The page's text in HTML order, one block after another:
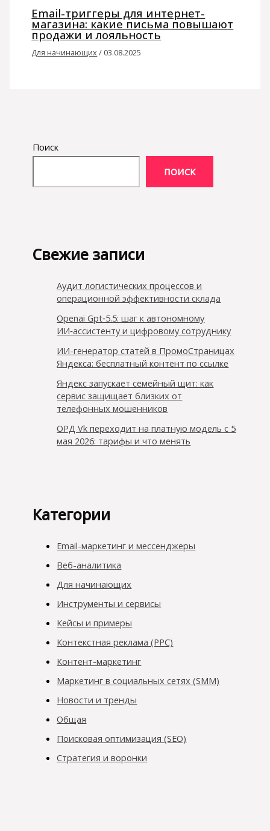
Email-триггеры для интернет-
магазина: какие письма повышают
продажи и лояльность
Для начинающих / 03.08.2025
Поиск
ПОИСК
Свежие записи
Аудит логистических процессов и
операционной эффективности склада
Openai Gpt‑5.5: шаг к автономному
ИИ‑ассистенту и цифровому сотруднику
ИИ-генератор статей в ПромоСтраницах
Яндекса: бесплатный контент по ссылке
Яндекс запускает семейный щит: как
сервис защищает близких от
телефонных мошенников
ОРД Vk переходит на платную модель с 5
мая 2026: тарифы и что менять
Категории
Email-маркетинг и мессенджеры
Веб-аналитика
Для начинающих
Инструменты и сервисы
Кейсы и примеры
Контекстная реклама (PPC)
Контент-маркетинг
Маркетинг в социальных сетях (SMM)
Новости и тренды
Общая
Поисковая оптимизация (SEO)
Стратегия и воронки